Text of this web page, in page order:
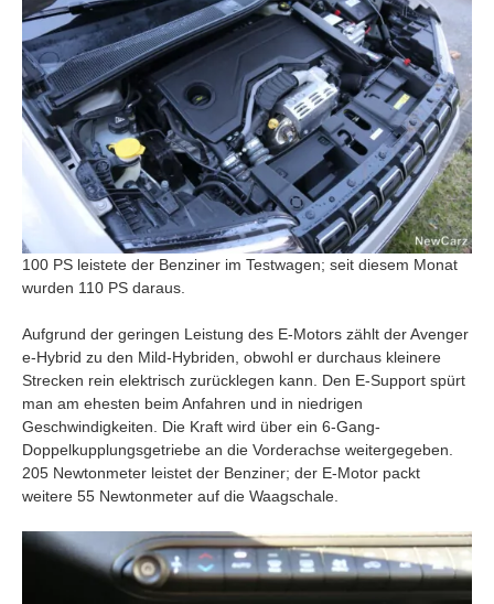
100 PS leistete der Benziner im Testwagen; seit diesem Monat
wurden 110 PS daraus.
Aufgrund der geringen Leistung des E-Motors zählt der Avenger
e-Hybrid zu den Mild-Hybriden, obwohl er durchaus kleinere
Strecken rein elektrisch zurücklegen kann. Den E-Support spürt
man am ehesten beim Anfahren und in niedrigen
Geschwindigkeiten. Die Kraft wird über ein 6-Gang-
Doppelkupplungsgetriebe an die Vorderachse weitergegeben.
205 Newtonmeter leistet der Benziner; der E-Motor packt
weitere 55 Newtonmeter auf die Waagschale.